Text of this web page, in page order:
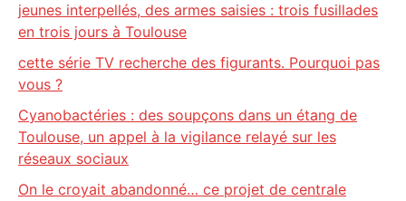
jeunes interpellés, des armes saisies : trois fusillades
en trois jours à Toulouse
cette série TV recherche des figurants. Pourquoi pas
vous ?
Cyanobactéries : des soupçons dans un étang de
Toulouse, un appel à la vigilance relayé sur les
réseaux sociaux
On le croyait abandonné… ce projet de centrale